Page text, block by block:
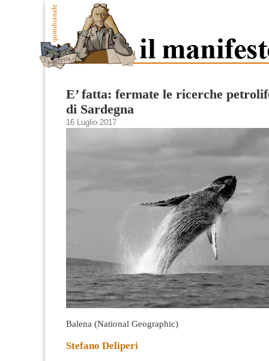
E’ fatta: fermate le ricerche
di Sardegna
16 Luglio 2017
Balena (National Geographic)
Stefano Deliperi